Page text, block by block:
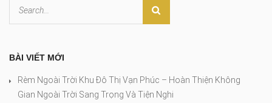
BÀI VIẾT MỚI
Rèm Ngoài Trời Khu Đô Thị Vạn Phúc – Hoàn Thiện Không
Gian Ngoài Trời Sang Trọng Và Tiện Nghi